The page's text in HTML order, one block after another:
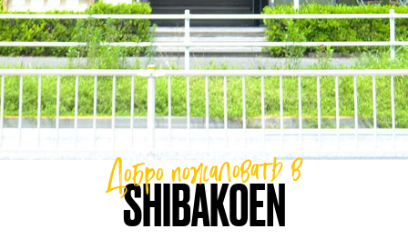
SHIBAKOEN
Добро пожаловать в